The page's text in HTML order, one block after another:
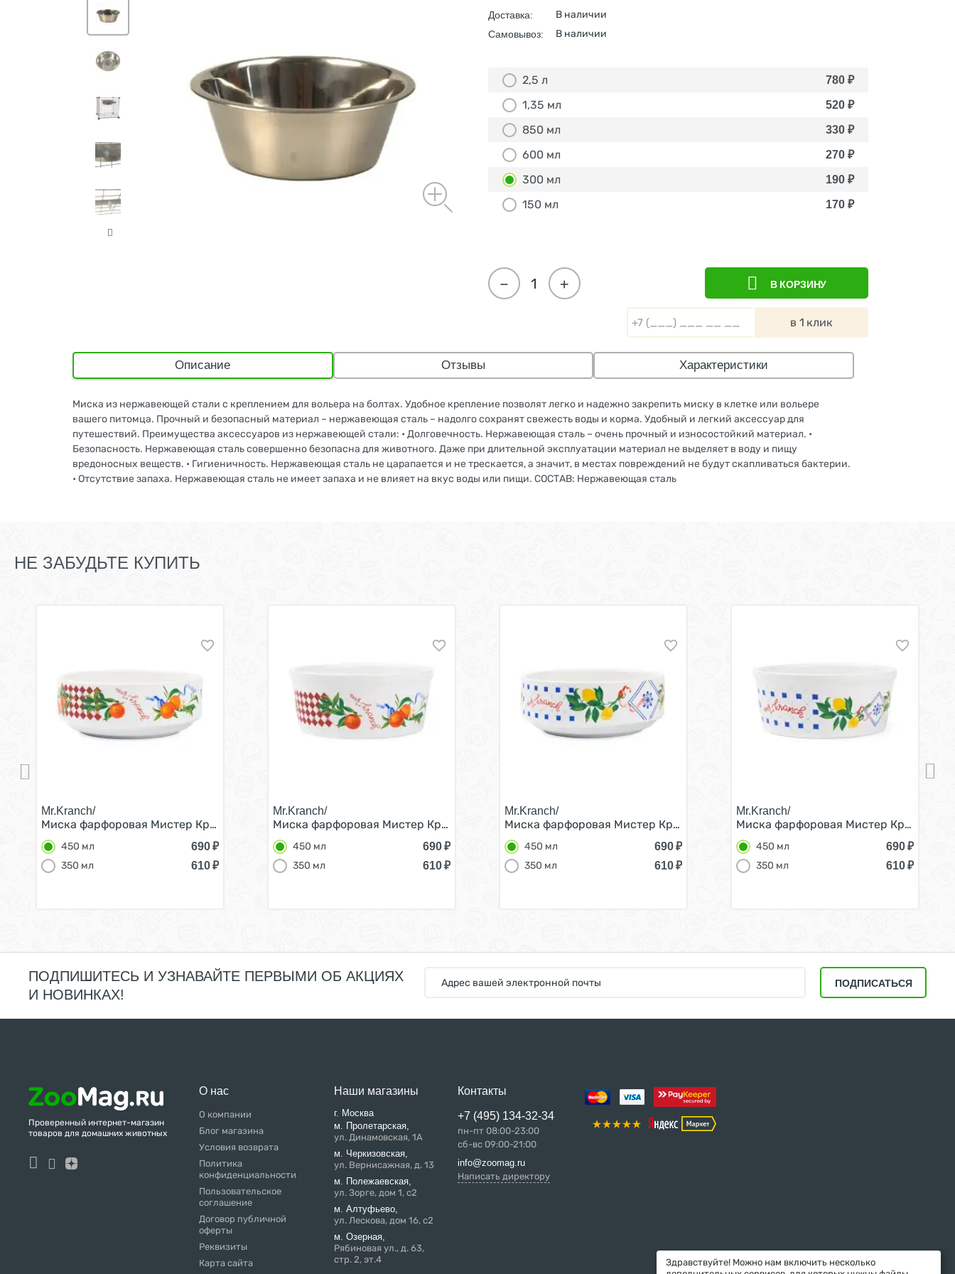
Доставка: В наличии
Самовывоз: В наличии
2,5 л 780 ₽
1,35 мл 520 ₽
850 мл 330 ₽
600 мл 270 ₽
300 мл 190 ₽
150 мл 170 ₽
+
− В КОРЗИНУ
в 1 клик
Описание Отзывы Характеристики
Миска из нержавеющей стали с креплением для вольера на болтах. Удобное крепление позволят легко и надежно закрепить миску в клетке или вольере
вашего питомца. Прочный и безопасный материал – нержавеющая сталь – надолго сохранят свежесть воды и корма. Удобный и легкий аксессуар для
путешествий. Преимущества аксессуаров из нержавеющей стали: • Долговечность. Нержавеющая сталь – очень прочный и износостойкий материал. •
Безопасность. Нержавеющая сталь совершенно безопасна для животного. Даже при длительной эксплуатации материал не выделяет в воду и пищу
вредоносных веществ. • Гигиеничность. Нержавеющая сталь не царапается и не трескается, а значит, в местах повреждений не будут скапливаться бактерии.
• Отсутствие запаха. Нержавеющая сталь не имеет запаха и не влияет на вкус воды или пищи. СОСТАВ: Нержавеющая сталь
НЕ ЗАБУДЬТЕ КУПИТЬ
Mr.Kranch/
Миска фарфоровая Мистер Кранч для собак и кошек Апельсины Белая 450 мл
450 мл 690₽
350 мл
610₽
Mr.Kranch/
Миска фарфоровая Мистер Кранч для собак и кошек Апельсины Белая 450 мл
450 мл 690₽
350 мл
610₽
Mr.Kranch/
Миска фарфоровая Мистер Кранч для собак и кошек Лимоны Белая 450 мл
450 мл 690₽
350 мл
610₽
Mr.Kranch/
Миска фарфоровая Мистер Кранч для
450 мл 690₽
350 мл
610₽
ПОДПИШИТЕСЬ И УЗНАВАЙТЕ ПЕРВЫМИ ОБ АКЦИЯХ
И НОВИНКАХ!
ПОДПИСАТЬСЯ
Проверенный интернет-магазин
товаров для домашних животных
О нас
О компании
Блог магазина
Условия возврата
Политика
конфиденциальности
Пользовательское
соглашение
Договор публичной
оферты
Реквизиты
Карта сайта
Наши магазины
г. Москва
м. Пролетарская,
ул. Динамовская, 1А
м. Черкизовская,
ул. Вернисажная, д. 13
м. Полежаевская,
ул. Зорге, дом 1, с2
м. Алтуфьево,
ул. Лескова, дом 16, с2
м. Озерная,
Рябиновая ул., д. 63,
стр. 2, эт.4
Контакты
+7 (495) 134-32-34
пн-пт 08:00-23:00
сб-вс 09:00-21:00
info@zoomag.ru
Написать директору
Здравствуйте! Можно нам включить несколько